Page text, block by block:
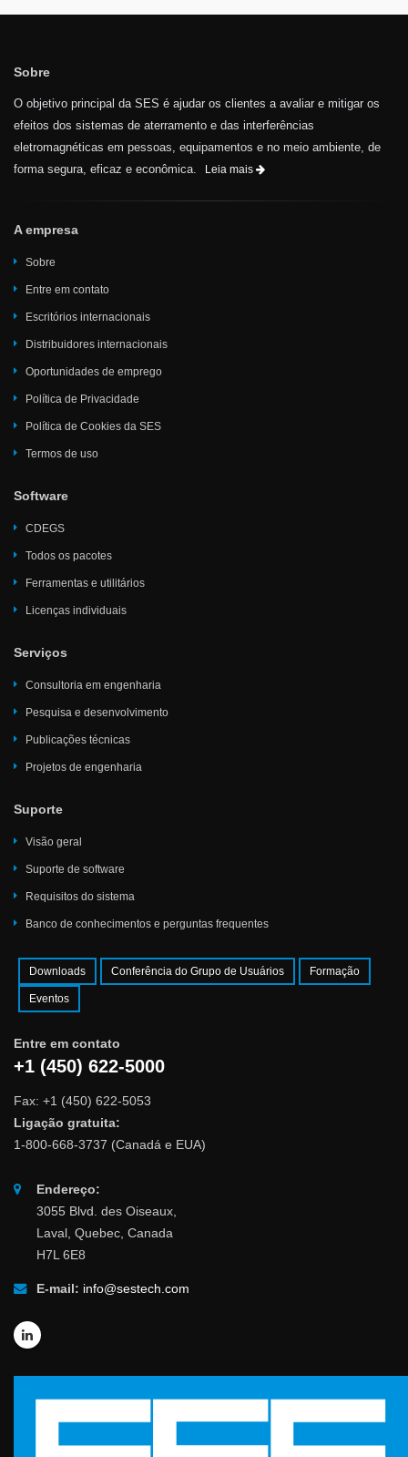
Sobre
O objetivo principal da SES é ajudar os clientes a avaliar e mitigar os
efeitos dos sistemas de aterramento e das interferências
eletromagnéticas em pessoas, equipamentos e no meio ambiente, de
forma segura, eficaz e econômica.
Leia mais
A empresa
Sobre
Entre em contato
Escritórios internacionais
Distribuidores internacionais
Oportunidades de emprego
Política de Privacidade
Política de Cookies da SES
Termos de uso
Software
CDEGS
Todos os pacotes
Ferramentas e utilitários
Licenças individuais
Serviços
Consultoria em engenharia
Pesquisa e desenvolvimento
Publicações técnicas
Projetos de engenharia
Suporte
Visão geral
Suporte de software
Requisitos do sistema
Banco de conhecimentos e perguntas frequentes
Downloads Conferência do Grupo de Usuários Formação
Eventos
Entre em contato
+1 (450) 622-5000
Fax: +1 (450) 622-5053
Ligação gratuita:
1-800-668-3737 (Canadá e EUA)
Endereço:
3055 Blvd. des Oiseaux,
Laval, Quebec, Canada
H7L 6E8
E-mail: info@sestech.com